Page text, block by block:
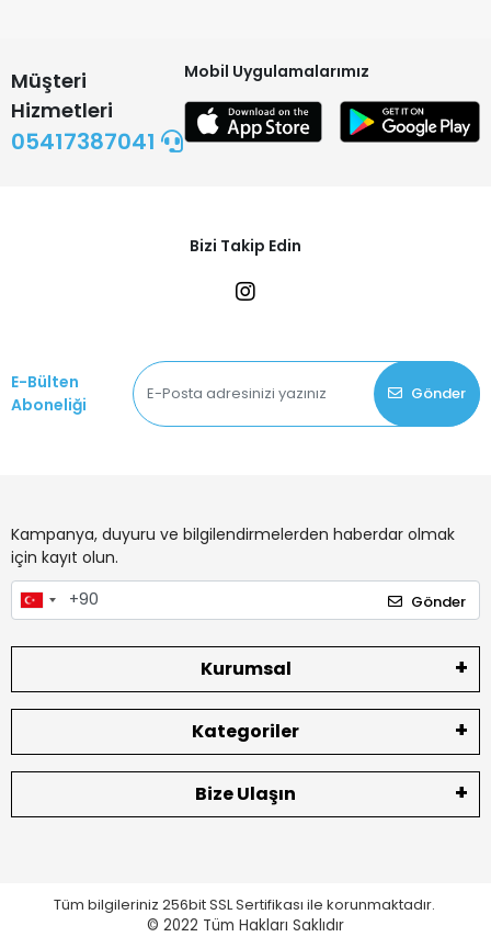
Müşteri
Hizmetleri
05417387041
Mobil Uygulamalarımız
Bizi Takip Edin
E-Bülten
Aboneliği
Gönder
Kampanya, duyuru ve bilgilendirmelerden haberdar olmak
için kayıt olun.
Gönder
Kurumsal
Kategoriler
Bize Ulaşın
Tüm bilgileriniz 256bit SSL Sertifikası ile korunmaktadır.
© 2022 Tüm Hakları Saklıdır